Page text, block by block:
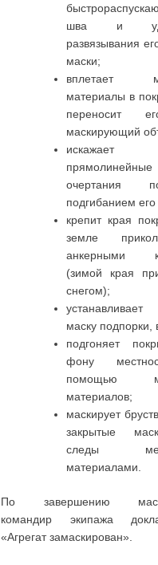
шва и
развязывания
маски;
вплетает
материалы в
переносит
маскирующий
искажает
прямолинейные
очертания
подгибанием его
крепит края
земле
анкерными
(зимой края
снегом);
маску подпорки,
подгоняет
фону
помощью
материалов;
маскирует
закрытые
следы
материалами.
По завершению
командир экипажа
«Агрегат замаскирован».